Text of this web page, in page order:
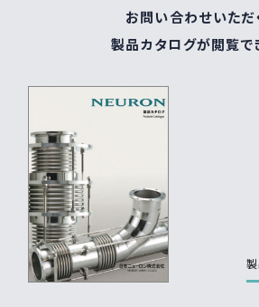
お問い合わせいただ
製品カタログが閲覧で